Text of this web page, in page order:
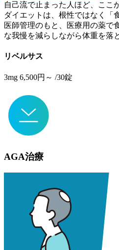
自己流で止まった人ほど、ここ
ダイエットは、根性ではなく「
医師管理のもと、医療用の薬で
な我慢を減らしながら体重を落
リベルサス
3mg 6,500円～ /30錠
AGA治療